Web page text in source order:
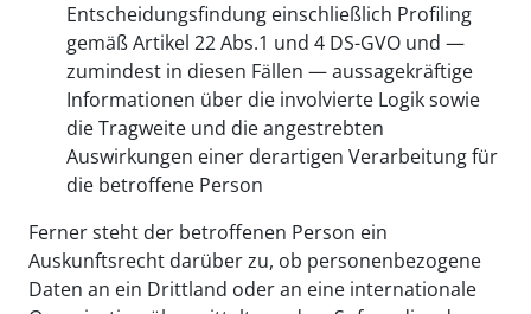
Entscheidungsfindung einschließlich Profiling
gemäß Artikel 22 Abs.1 und 4 DS-GVO und —
zumindest in diesen Fällen — aussagekräftige
Informationen über die involvierte Logik sowie
die Tragweite und die angestrebten
Auswirkungen einer derartigen Verarbeitung für
die betroffene Person
Ferner steht der betroffenen Person ein
Auskunftsrecht darüber zu, ob personenbezogene
Daten an ein Drittland oder an eine internationale